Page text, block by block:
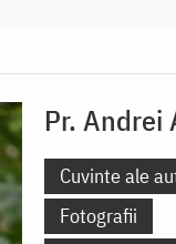
Pr. Andrei
Cuvinte ale
Fotografii